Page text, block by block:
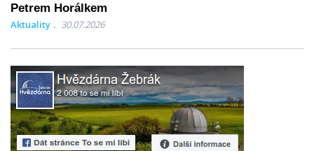
Petrem Horálkem
Aktuality 30.07.2026